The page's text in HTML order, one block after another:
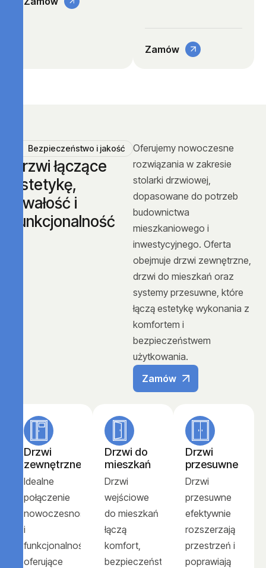
Zamów
Bezpieczeństwo i jakość
rzwi łączące
stetykę,
wałość i
unkcjonalność
Oferujemy nowoczesne
rozwiązania w zakresie
stolarki drzwiowej,
dopasowane do potrzeb
budownictwa
mieszkaniowego i
inwestycyjnego. Oferta
obejmuje drzwi zewnętrzne,
drzwi do mieszkań oraz
systemy przesuwne, które
łączą estetykę wykonania z
komfortem i
bezpieczeństwem
użytkowania.
Zamów
Drzwi
zewnętrzne
Idealne
połączenie
nowoczesności
i
funkcjonalności,
oferujące
Drzwi do
mieszkań
Drzwi
wejściowe
do mieszkań
łączą
komfort,
bezpieczeństwo
Drzwi
przesuwne
Drzwi
przesuwne
efektywnie
rozszerzają
przestrzeń i
poprawiają